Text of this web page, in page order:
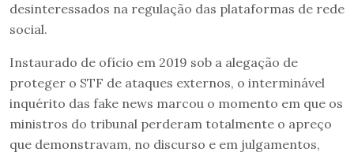
desinteressados na regulação das plataformas de rede
social.
Instaurado de ofício em 2019 sob a alegação de
proteger o STF de ataques externos, o interminável
inquérito das fake news marcou o momento em que os
ministros do tribunal perderam totalmente o apreço
que demonstravam, no discurso e em julgamentos,